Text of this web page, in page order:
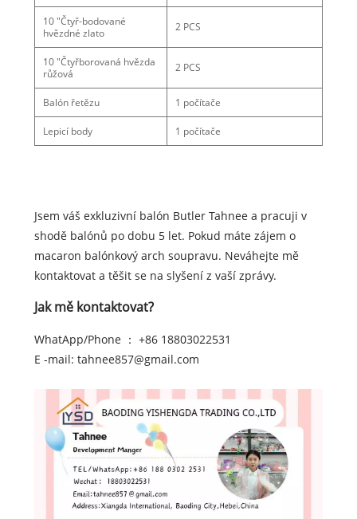
10 "Čtyř-bodované
hvězdné zlato
2 PCS
10 "Čtyřborovaná hvězda
růžová
2 PCS
Balón řetězu 1 počítače
Lepicí body 1 počítače
Jsem váš exkluzivní balón Butler Tahnee a pracuji v
shodě balónů po dobu 5 let. Pokud máte zájem o
macaron balónkový arch soupravu. Neváhejte mě
kontaktovat a těšit se na slyšení z vaší zprávy.
Jak mě kontaktovat?
WhatApp/Phone ： +86 18803022531
E -mail: tahnee857@gmail.com